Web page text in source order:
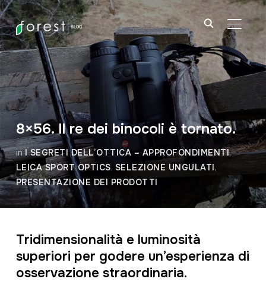
APRI/
8×56. Il re dei binocoli è tornato.
inI SEGRETI DELL’OTTICA – APPROFONDIMENTI,
LEICA SPORT OPTICS, SELEZIONE UNGULATI,
PRESENTAZIONE DEI PRODOTTI
Tridimensionalità e luminosità
superiori per godere un’esperienza di
osservazione straordinaria.